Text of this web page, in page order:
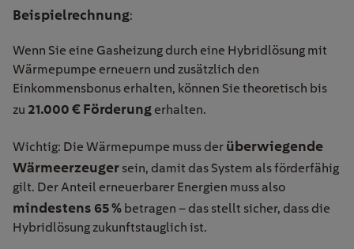
Beispielrechnung:
Wenn Sie eine Gasheizung durch eine Hybridlösung mit
Wärmepumpe erneuern und zusätzlich den
Einkommensbonus erhalten, können Sie theoretisch bis
zu 21.000 € Förderung erhalten.
Wichtig: Die Wärmepumpe muss der überwiegende
Wärmeerzeuger sein, damit das System als förderfähig
gilt. Der Anteil erneuerbarer Energien muss also
mindestens 65 % betragen – das stellt sicher, dass die
Hybridlösung zukunftstauglich ist.